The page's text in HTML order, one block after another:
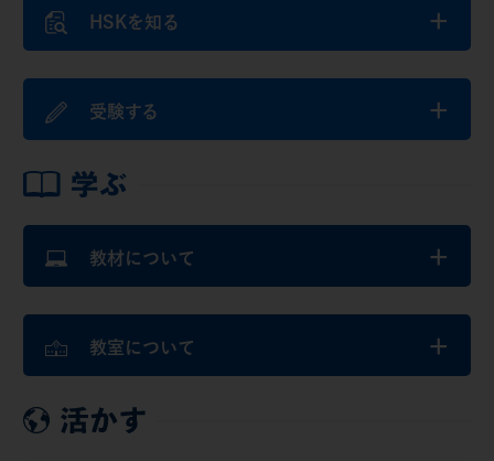
HSKを知る +
受験する +
教材について +
教室について +